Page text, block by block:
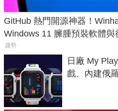
GitHub 熱門開源神器！
Windows 11 臃腫預裝軟體與
趨勢
日廠 My
戲、內建俄